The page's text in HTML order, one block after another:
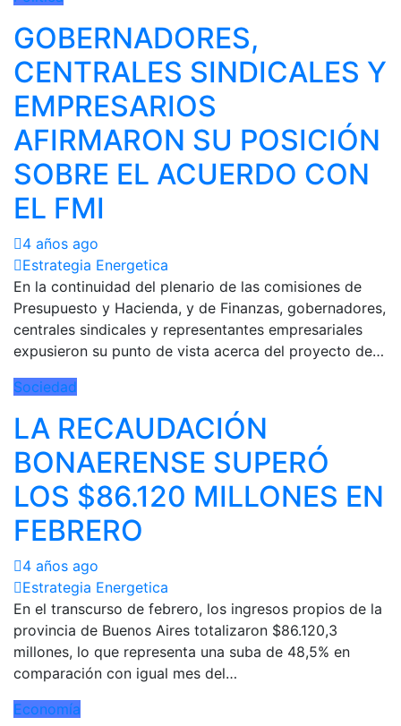
GOBERNADORES,
CENTRALES SINDICALES Y
EMPRESARIOS
AFIRMARON SU POSICIÓN
SOBRE EL ACUERDO CON
EL FMI
4 años ago
Estrategia Energetica
En la continuidad del plenario de las comisiones de
Presupuesto y Hacienda, y de Finanzas, gobernadores,
centrales sindicales y representantes empresariales
expusieron su punto de vista acerca del proyecto de…
Sociedad
LA RECAUDACIÓN
BONAERENSE SUPERÓ
LOS $86.120 MILLONES EN
FEBRERO
4 años ago
Estrategia Energetica
En el transcurso de febrero, los ingresos propios de la
provincia de Buenos Aires totalizaron $86.120,3
millones, lo que representa una suba de 48,5% en
comparación con igual mes del…
Economía